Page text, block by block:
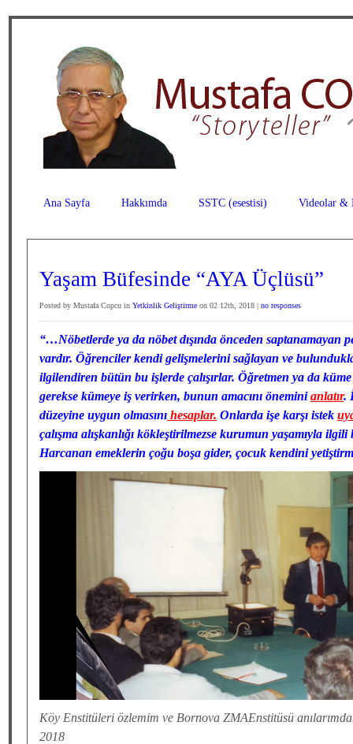
Ana Sayfa Hakkımda SSTC (esestisi) Videolar &
Yaşam Büfesinde “AYA Üçlüsü”
Posted by Mustafa Copcu in Yetkinlik Geliştirme on 02 12th, 2018 | no responses
“…Nöbetlerde ya da nöbet dışında önceden saptanamayan
vardır. Öğrenciler kendi gelişmelerini sağlayan ve
ilgilendiren bütün bu işlerde çalışırlar. Öğretmen ya da küme
gerekse kümeye iş verirken, bunun amacını öneminianlatır.
düzeyine uygun olmasını hesaplar. Onlarda işe karşı istek
çalışma alışkanlığı kökleştirilmezse kurumun yaşamıyla
Harcanan emeklerin çoğu boşa gider, çocuk kendini
Köy Enstitüleri özlemim ve Bornova ZMAEnstitüsü
2018